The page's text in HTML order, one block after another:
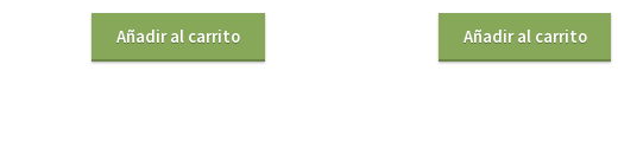
Añadir al carrito Añadir al carrito